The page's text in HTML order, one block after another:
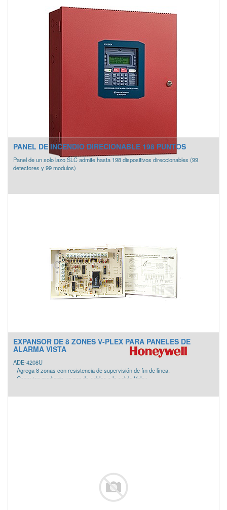
PANEL DE INCENDIO DIRECIONABLE 198 PUNTOS
Panel de un solo lazo SLC admite hasta 198 dispositivos direccionables (99
detectores y 99 modulos)
EXPANSOR DE 8 ZONES V-PLEX PARA PANELES DE
ALARMA VISTA
ADE-4208U
- Agrega 8 zonas con resistencia de supervisión de fin de línea.
- Conexion mediante un par de cables a la salida Vplex